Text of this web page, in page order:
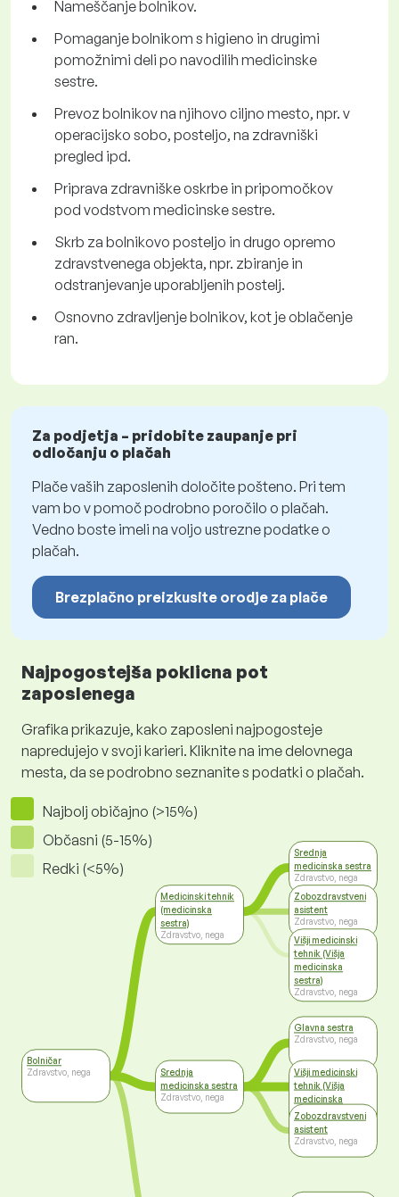
Nameščanje bolnikov.
Pomaganje bolnikom s higieno in drugimi
pomožnimi deli po navodilih medicinske
sestre.
Prevoz bolnikov na njihovo ciljno mesto, npr. v
operacijsko sobo, posteljo, na zdravniški
pregled ipd.
Priprava zdravniške oskrbe in pripomočkov
pod vodstvom medicinske sestre.
Skrb za bolnikovo posteljo in drugo opremo
zdravstvenega objekta, npr. zbiranje in
odstranjevanje uporabljenih postelj.
Osnovno zdravljenje bolnikov, kot je oblačenje
ran.
Za podjetja – pridobite zaupanje pri
odločanju o plačah
Plače vaših zaposlenih določite pošteno. Pri tem
vam bo v pomoč podrobno poročilo o plačah.
Vedno boste imeli na voljo ustrezne podatke o
plačah.
Brezplačno preizkusite orodje za plače
Najpogostejša poklicna pot
zaposlenega
Grafika prikazuje, kako zaposleni najpogosteje
napredujejo v svoji karieri. Kliknite na ime delovnega
mesta, da se podrobno seznanite s podatki o plačah.
Najbolj običajno (>15%)
Občasni (5-15%)
Redki (<5%)
Bolničar
Zdravstvo, nega
Medicinski tehnik
(medicinska
sestra)
Zdravstvo, nega
Srednja
medicinska sestra
Zdravstvo, nega
Srednja
medicinska sestra
Zdravstvo, nega
Zobozdravstveni
asistent
Zdravstvo, nega
Višji medicinski
tehnik (Višja
medicinska
sestra)
Zdravstvo, nega
Glavna sestra
Zdravstvo, nega
Višji medicinski
tehnik (Višja
medicinska
sestra)
Zdravstvo, nega
Zobozdravstveni
asistent
Zdravstvo, nega